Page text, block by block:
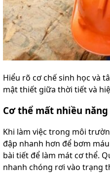
Hiểu rõ cơ chế sinh học và
mật thiết giữa thời tiết và
Cơ thể mất nhiều
Khi làm việc trong môi
đập nhanh hơn để bơm
bài tiết để làm mát cơ thể.
nhanh chóng rơi vào trạng